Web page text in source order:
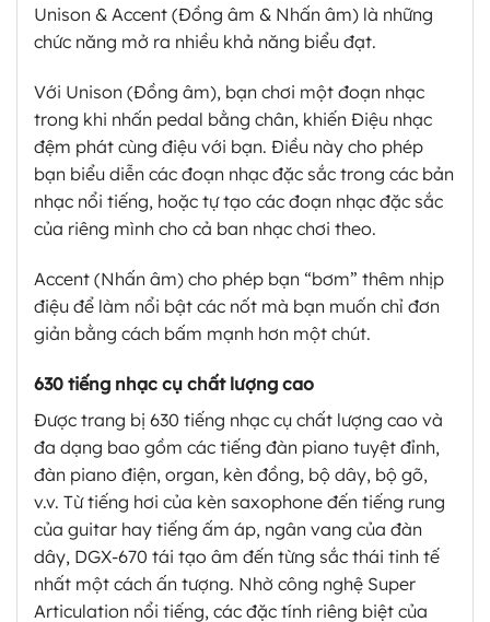
Unison & Accent (Đồng âm & Nhấn âm) là những
chức năng mở ra nhiều khả năng biểu đạt.
Với Unison (Đồng âm), bạn chơi một đoạn nhạc
trong khi nhấn pedal bằng chân, khiến Điệu nhạc
đệm phát cùng điệu với bạn. Điều này cho phép
bạn biểu diễn các đoạn nhạc đặc sắc trong các bản
nhạc nổi tiếng, hoặc tự tạo các đoạn nhạc đặc sắc
của riêng mình cho cả ban nhạc chơi theo.
Accent (Nhấn âm) cho phép bạn “bơm” thêm nhịp
điệu để làm nổi bật các nốt mà bạn muốn chỉ đơn
giản bằng cách bấm mạnh hơn một chút.
630 tiếng nhạc cụ chất lượng cao
Được trang bị 630 tiếng nhạc cụ chất lượng cao và
đa dạng bao gồm các tiếng đàn piano tuyệt đỉnh,
đàn piano điện, organ, kèn đồng, bộ dây, bộ gõ,
v.v. Từ tiếng hơi của kèn saxophone đến tiếng rung
của guitar hay tiếng ấm áp, ngân vang của đàn
dây, DGX-670 tái tạo âm đến từng sắc thái tinh tế
nhất một cách ấn tượng. Nhờ công nghệ Super
Articulation nổi tiếng, các đặc tính riêng biệt của